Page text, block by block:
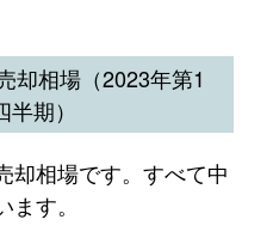
却相場（2023年第1
期）
却相場です。すべて中
す。